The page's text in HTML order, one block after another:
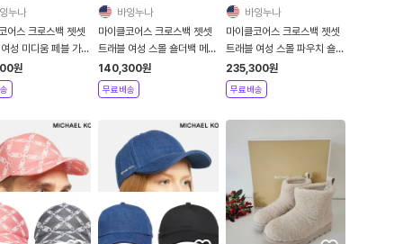
누나
어스 크로스백 젯셋
성 미디움 페블 가죽
디 가방
원
바잉누나
마이클코어스 크로스백 젯셋
트래블 여성 스몰 숄더백 메신
저 가방
140,300원
무료배송
바잉누나
마이클코어스 크로스백 젯셋
트래블 여성 스몰 파우치 숄더
백 페블 가죽 가방
235,300원
무료배송